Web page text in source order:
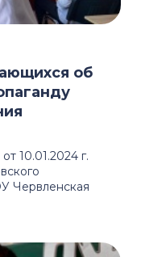
10.01.2024 г.
Червленская
об